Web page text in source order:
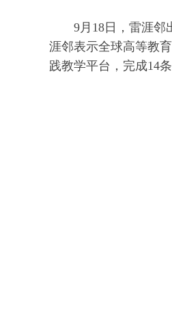
9月18日，雷涯邻
涯邻表示全球高等教
践教学平台，完成14